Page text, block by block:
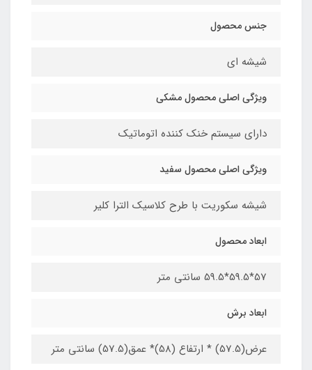
جنس محصول
شیشه ای
ویژگی اصلی محصول مشکی
دارای سیستم خنک کننده اتوماتیک
ویژگی اصلی محصول سفید
شیشه سکوریت با طرح کلاسیک الترا کلیر
ابعاد محصول
57*59.5*59.5 سانتی متر
ابعاد برش
عرض(57.5) * ارتفاع (58)* عمق(57.5) سانتی متر